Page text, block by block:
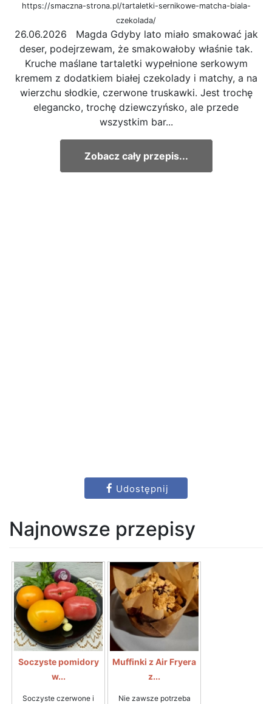
https://smaczna-strona.pl/tartaletki-sernikowe-matcha-biala-
czekolada/
26.06.2026 Magda Gdyby lato miało smakować jak
deser, podejrzewam, że smakowałoby właśnie tak.
Kruche maślane tartaletki wypełnione serkowym
kremem z dodatkiem białej czekolady i matchy, a na
wierzchu słodkie, czerwone truskawki. Jest trochę
elegancko, trochę dziewczyńsko, ale przede
wszystkim bar...
Zobacz cały przepis...
Udostępnij
Najnowsze przepisy
Soczyste pomidory
w...
Soczyste czerwone i
Muffinki z Air Fryera
z...
Nie zawsze potrzeba